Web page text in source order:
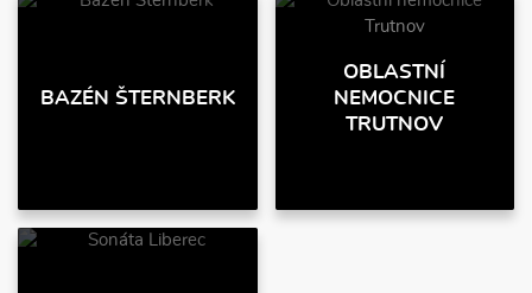
BAZÉN ŠTERNBERK
OBLASTNÍ
NEMOCNICE
TRUTNOV